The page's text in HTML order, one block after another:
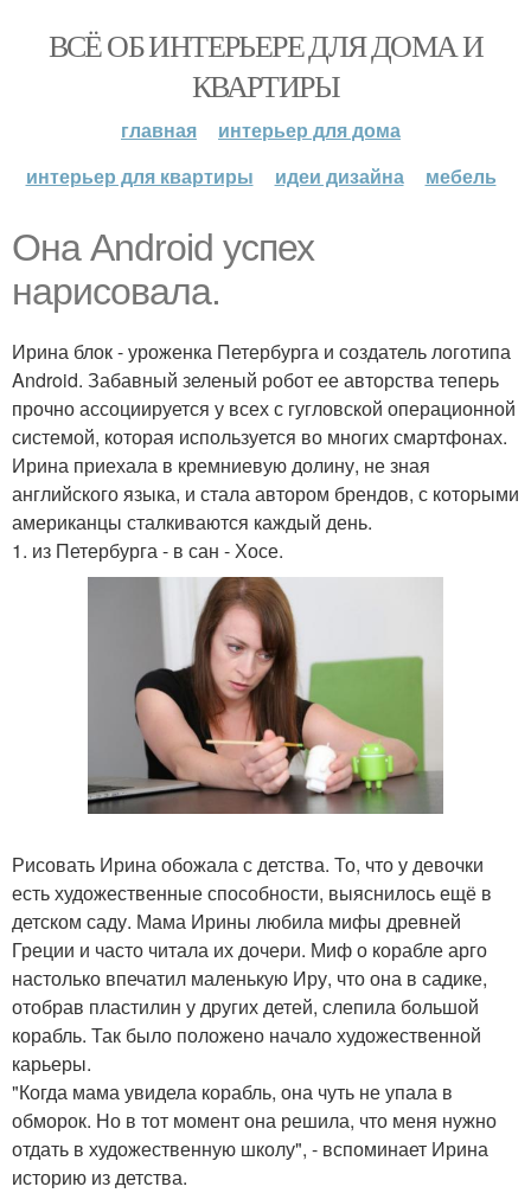
ВСЁ ОБ ИНТЕРЬЕРЕ ДЛЯ ДОМА И
КВАРТИРЫ
главная
интерьер для дома
интерьер для квартиры
идеи дизайна мебель
Она Android успех
нарисовала.
Ирина блок - уроженка Петербурга и создатель логотипа
Android. Забавный зеленый робот ее авторства теперь
прочно ассоциируется у всех с гугловской операционной
системой, которая используется во многих смартфонах.
Ирина приехала в кремниевую долину, не зная
английского языка, и стала автором брендов, с которыми
американцы сталкиваются каждый день.
1. из Петербурга - в сан - Хосе.
Рисовать Ирина обожала с детства. То, что у девочки
есть художественные способности, выяснилось ещё в
детском саду. Мама Ирины любила мифы древней
Греции и часто читала их дочери. Миф о корабле арго
настолько впечатил маленькую Иру, что она в садике,
отобрав пластилин у других детей, слепила большой
корабль. Так было положено начало художественной
карьеры.
"Когда мама увидела корабль, она чуть не упала в
обморок. Но в тот момент она решила, что меня нужно
отдать в художественную школу", - вспоминает Ирина
историю из детства.